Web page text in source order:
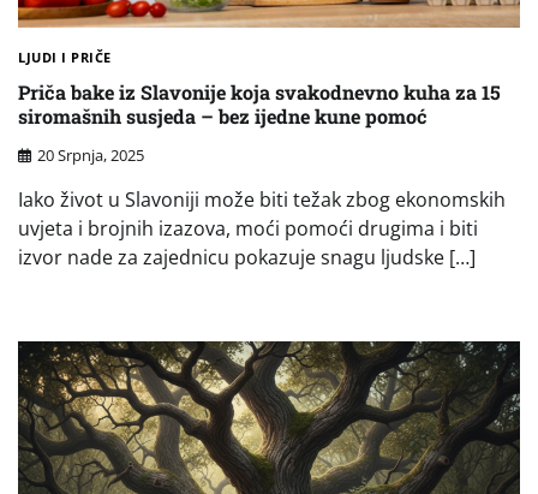
LJUDI I PRIČE
Priča bake iz Slavonije koja svakodnevno kuha za 15
siromašnih susjeda – bez ijedne kune pomoć
20 Srpnja, 2025
Iako život u Slavoniji može biti težak zbog ekonomskih
uvjeta i brojnih izazova, moći pomoći drugima i biti
izvor nade za zajednicu pokazuje snagu ljudske […]